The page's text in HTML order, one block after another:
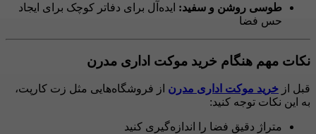
طوسی روشن و سفید: ایده‌آل برای دفاتر کوچک برای ایجاد
حس فضا
نکات مهم هنگام خرید موکت اداری مدرن
قبل از خرید موکت اداری مدرن از فروشگاه‌هایی مثل زت کارپت،
به این نکات توجه کنید:
متراژ دقیق فضا را اندازه‌گیری کنید